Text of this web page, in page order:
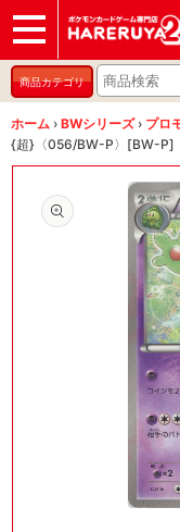
ショップ
店頭買取
店舗
イベント
商品カテゴリ
ホーム › BWシリーズ › プロ
{超}〈056/BW-P〉[BW-P]